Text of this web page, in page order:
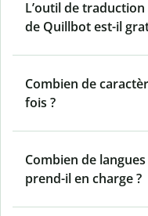
L’outil de
de Quillbot est-il
Combien de
fois ?
Combien de
prend-il en charge ?